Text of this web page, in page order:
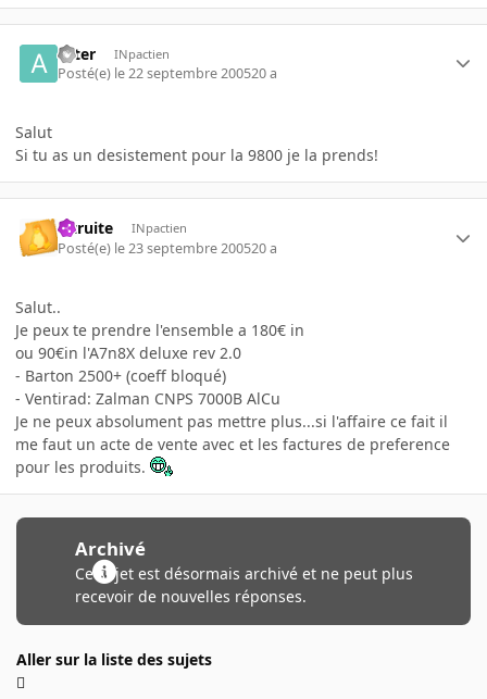
aster INpactien
Posté(e) le 22 septembre 200520 a
Salut
Si tu as un desistement pour la 9800 je la prends!
latruite INpactien
Posté(e) le 23 septembre 200520 a
Salut..
Je peux te prendre l'ensemble a 180€ in
ou 90€in l'A7n8X deluxe rev 2.0
- Barton 2500+ (coeff bloqué)
- Ventirad: Zalman CNPS 7000B AlCu
Je ne peux absolument pas mettre plus...si l'affaire ce fait il
me faut un acte de vente avec et les factures de preference
pour les produits.
Archivé
Ce sujet est désormais archivé et ne peut plus
recevoir de nouvelles réponses.
Aller sur la liste des sujets